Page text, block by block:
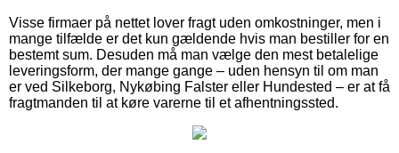
Visse firmaer på nettet lover fragt uden omkostninger, men i
mange tilfælde er det kun gældende hvis man bestiller for en
bestemt sum. Desuden må man vælge den mest betalelige
leveringsform, der mange gange – uden hensyn til om man
er ved Silkeborg, Nykøbing Falster eller Hundested – er at få
fragtmanden til at køre varerne til et afhentningssted.